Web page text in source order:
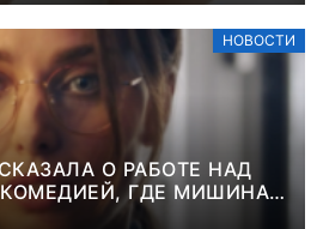
НОВОСТИ
О РАБОТЕ НАД
ГДЕ МИШИНА В